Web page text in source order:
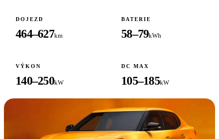
DOJEZD
464–627km
BATERIE
58–79kWh
VÝKON
140–250kW
DC MAX
105–185kW